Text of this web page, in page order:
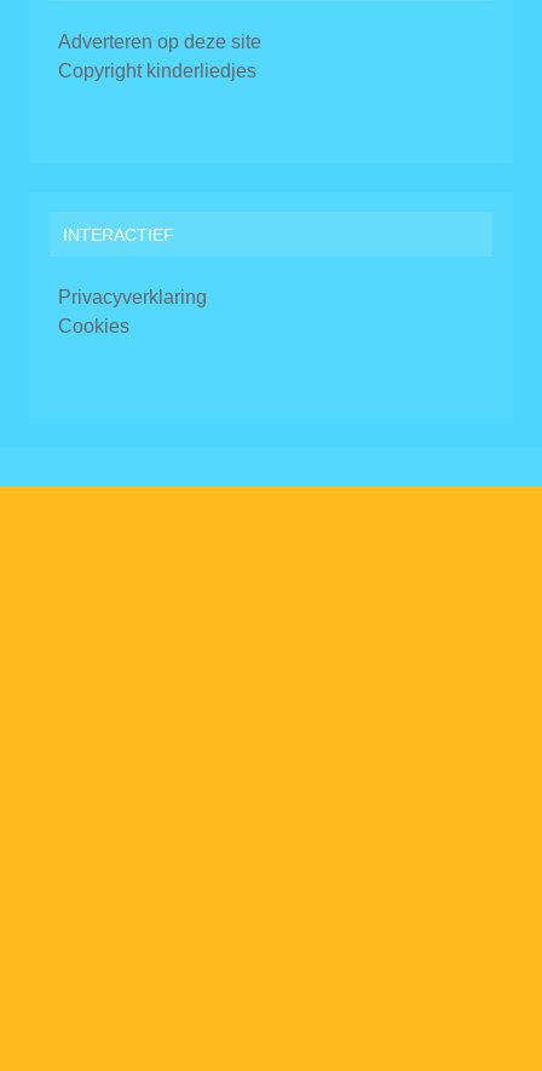
Adverteren op deze site
Copyright kinderliedjes
INTERACTIEF
Privacyverklaring
Cookies